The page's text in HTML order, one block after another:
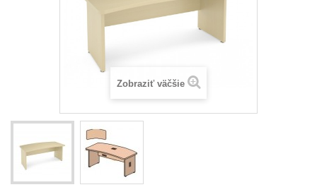
Zobraziť väčšie